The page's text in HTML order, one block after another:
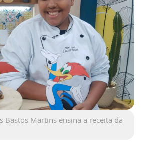
Bastos Martins ensina a receita da